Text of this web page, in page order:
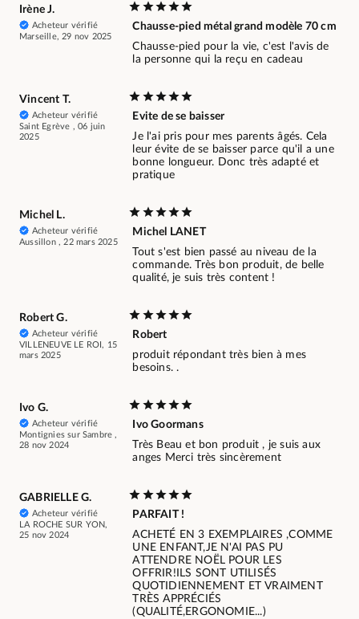
Irène J.
Acheteur vérifié
Marseille, 29 nov 2025
Chausse-pied métal grand modèle 70 cm
Chausse-pied pour la vie, c'est l'avis de
la personne qui la reçu en cadeau
Vincent T.
Acheteur vérifié
Saint Egrève , 06 juin
2025
Evite de se baisser
Je l'ai pris pour mes parents âgés. Cela
leur évite de se baisser parce qu'il a une
bonne longueur. Donc très adapté et
pratique
Michel L.
Acheteur vérifié
Aussillon , 22 mars 2025
Michel LANET
Tout s'est bien passé au niveau de la
commande. Très bon produit, de belle
qualité, je suis très content !
Robert G.
Acheteur vérifié
VILLENEUVE LE ROI, 15
mars 2025
Robert
produit répondant très bien à mes
besoins. .
Ivo G.
Acheteur vérifié
Montignies sur Sambre ,
28 nov 2024
Ivo Goormans
Très Beau et bon produit , je suis aux
anges Merci très sincèrement
GABRIELLE G.
Acheteur vérifié
LA ROCHE SUR YON,
25 nov 2024
PARFAIT !
ACHETÉ EN 3 EXEMPLAIRES ,COMME
UNE ENFANT,JE N'AI PAS PU
ATTENDRE NOËL POUR LES
OFFRIR!ILS SONT UTILISÉS
QUOTIDIENNEMENT ET VRAIMENT
TRÈS APPRÉCIÉS
(QUALITÉ,ERGONOMIE...)